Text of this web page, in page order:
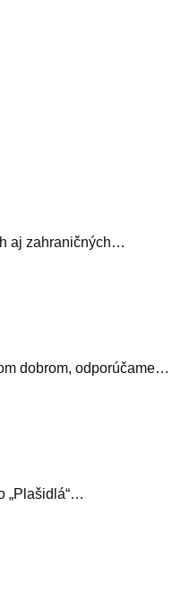
aj zahraničných…
dobrom, odporúčame…
„Plašidlá“…